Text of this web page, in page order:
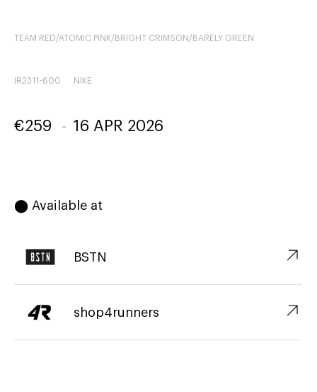
TEAM RED/ATOMIC PINK/BRIGHT CRIMSON/BARELY GREEN
IR2311-600 NIKE
€259 - 16 APR 2026
⬤ Available at
BSTN ↗︎
shop4runners ↗︎